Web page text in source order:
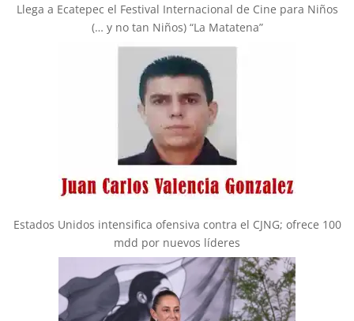
Llega a Ecatepec el Festival Internacional de Cine para Niños
(… y no tan Niños) “La Matatena”
Estados Unidos intensifica ofensiva contra el CJNG; ofrece 100
mdd por nuevos líderes